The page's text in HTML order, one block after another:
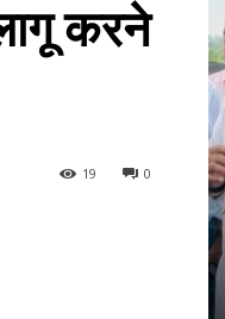
करने
0
19